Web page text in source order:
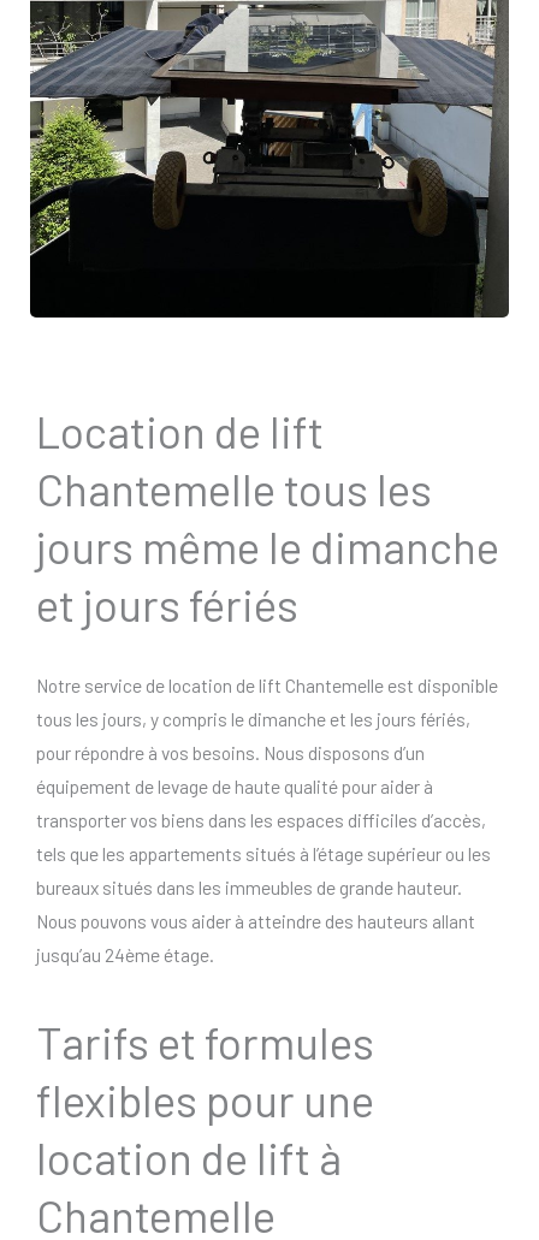
Location de lift
Chantemelle tous les
jours même le dimanche
et jours fériés
Notre service de location de lift Chantemelle est disponible
tous les jours, y compris le dimanche et les jours fériés,
pour répondre à vos besoins. Nous disposons d’un
équipement de levage de haute qualité pour aider à
transporter vos biens dans les espaces difficiles d’accès,
tels que les appartements situés à l’étage supérieur ou les
bureaux situés dans les immeubles de grande hauteur.
Nous pouvons vous aider à atteindre des hauteurs allant
jusqu’au 24ème étage.
Tarifs et formules
flexibles pour une
location de lift à
Chantemelle